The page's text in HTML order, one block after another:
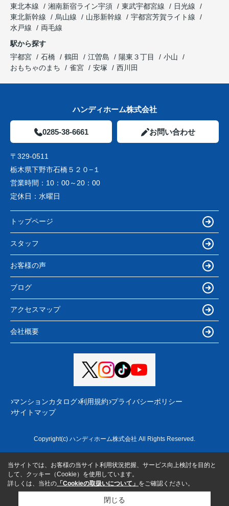
東北本線
湘南新宿ライン宇須 東武宇都宮線
日光線
東北新幹線
烏山線 山形新幹線
宇都宮芳賀ライト線
水戸線
両毛線
駅から探す
宇都宮
石橋 鶴田 江曽島 陽東３丁目
小山
おもちゃのまち
雀宮 安塚 西川田
ハンディホーム株式会社
0285-38-6661 お問い合わせ
〒329-0511
栃木県下野市石橋５２０−１
営業時間： 10：00～20：00
定休日： 水曜日
トップページ
スタッフ
お客様の声
ブログ
アクセスマップ
会社概要
マンションカタログ 利用規約 プライバシーポリシー
サイトマップ
Copyright(c) ハンディホーム株式会社 All Rights Reserved.
当サイトでは、お客様の当サイト利用状況把握、サービス向上検討を目的と
して、クッキー（Cookie）を使用しています。
詳しくは、当社の 「Cookieの取扱いについて」 をご確認ください。
閉じる